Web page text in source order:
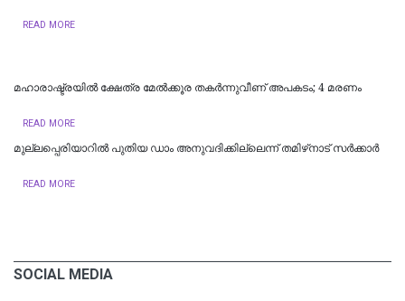
READ MORE
മഹാരാഷ്ട്രയിൽ ക്ഷേത്ര മേൽക്കൂര തകർന്നുവീണ് അപകടം; 4 മരണം
READ MORE
മുല്ലപ്പെരിയാറിൽ പുതിയ ഡാം അനുവദിക്കില്ലെന്ന് തമിഴ്‌നാട് സർക്കാർ
READ MORE
SOCIAL MEDIA